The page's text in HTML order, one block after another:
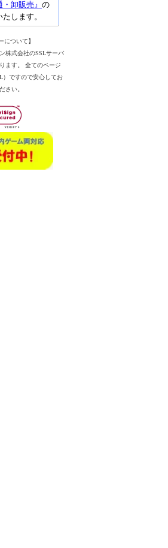
・卸販売』 の
します。
について】
株式会社のSSLサーバ
ます。 全てのページ
）ですので安心してお
さい。